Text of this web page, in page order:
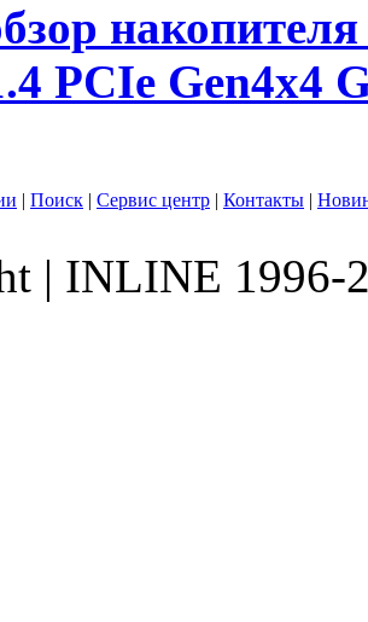
PCIe Gen4х4
| Поиск | Сервис центр | Контакты |
| INLINE 1996-